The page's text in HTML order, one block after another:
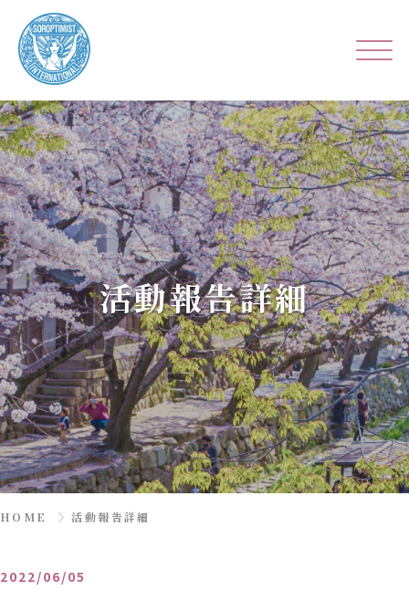
活動報告詳細
HOME 〉活動報告詳細
2022/06/05